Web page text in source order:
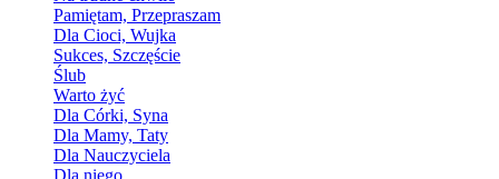
Pamiętam, Przepraszam
Dla Cioci, Wujka
Sukces, Szczęście
Ślub
Warto żyć
Dla Córki, Syna
Dla Mamy, Taty
Dla Nauczyciela
Dla niego